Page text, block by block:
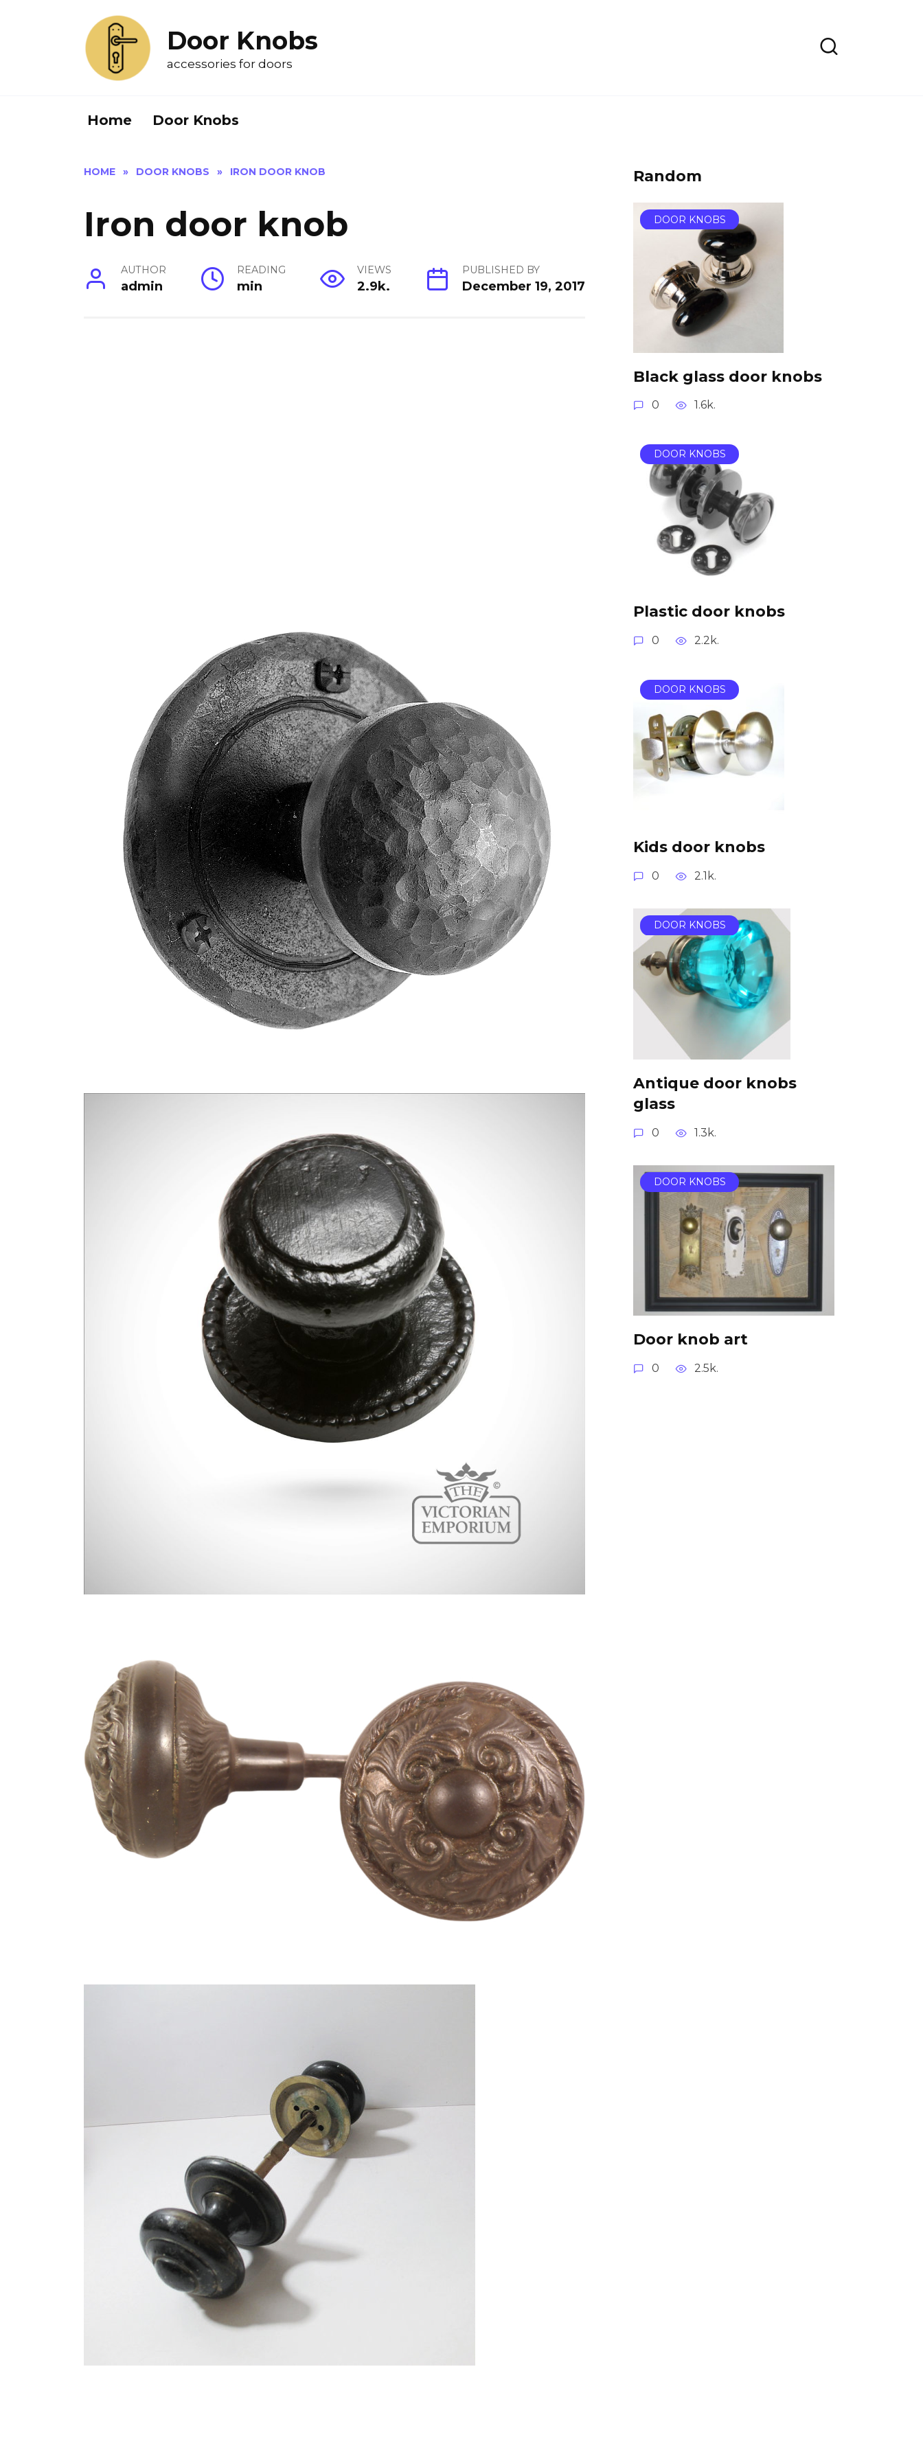
Door Knobs
accessories for doors
Home Door Knobs
HOME » DOOR KNOBS » IRON DOOR KNOB
Iron door knob
AUTHOR
admin
READING
min
VIEWS
2.9k.
PUBLISHED BY
December 19, 2017
Random
DOOR KNOBS
Black glass door knobs
0 1.6k.
DOOR KNOBS
Plastic door knobs
0 2.2k.
DOOR KNOBS
Kids door knobs
0 2.1k.
DOOR KNOBS
Antique door knobs
glass
0 1.3k.
DOOR KNOBS
Door knob art
0 2.5k.